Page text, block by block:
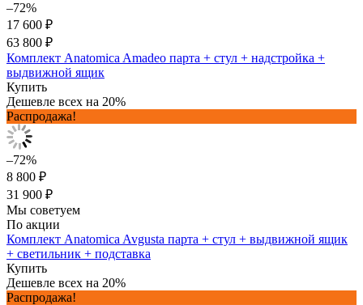
–72%
17 600 ₽
63 800 ₽
Комплект Anatomica Amadeo парта + стул + надстройка +
выдвижной ящик
Купить
Дешевле всех на 20%
Распродажа!
–72%
8 800 ₽
31 900 ₽
Мы советуем
По акции
Комплект Anatomica Avgusta парта + стул + выдвижной ящик
+ светильник + подставка
Купить
Дешевле всех на 20%
Распродажа!